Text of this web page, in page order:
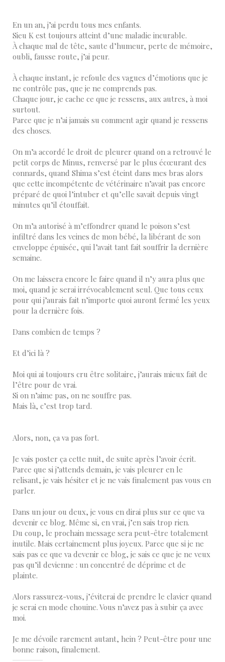
En un an, j’ai perdu tous mes enfants.
Sieu K est toujours atteint d’une maladie incurable.
À chaque mal de tête, saute d’humeur, perte de mémoire,
oubli, fausse route, j’ai peur.
À chaque instant, je refoule des vagues d’émotions que je
ne contrôle pas, que je ne comprends pas.
Chaque jour, je cache ce que je ressens, aux autres, à moi
surtout.
Parce que je n’ai jamais su comment agir quand je ressens
des choses.
On m’a accordé le droit de pleurer quand on a retrouvé le
petit corps de Minus, renversé par le plus écœurant des
connards, quand Shima s’est éteint dans mes bras alors
que cette incompétente de vétérinaire n’avait pas encore
préparé de quoi l’intuber et qu’elle savait depuis vingt
minutes qu’il étouffait.
On m’a autorisé à m’effondrer quand le poison s’est
infiltré dans les veines de mon bébé, la libérant de son
enveloppe épuisée, qui l’avait tant fait souffrir la dernière
semaine.
On me laissera encore le faire quand il n’y aura plus que
moi, quand je serai irrévocablement seul. Que tous ceux
pour qui j’aurais fait n’importe quoi auront fermé les yeux
pour la dernière fois.
Dans combien de temps ?
Et d’ici là ?
Moi qui ai toujours cru être solitaire, j’aurais mieux fait de
l’être pour de vrai.
Si on n’aime pas, on ne souffre pas.
Mais là, c’est trop tard.
Alors, non, ça va pas fort.
Je vais poster ça cette nuit, de suite après l’avoir écrit.
Parce que si j’attends demain, je vais pleurer en le
relisant, je vais hésiter et je ne vais finalement pas vous en
parler.
Dans un jour ou deux, je vous en dirai plus sur ce que va
devenir ce blog. Même si, en vrai, j’en sais trop rien.
Du coup, le prochain message sera peut-être totalement
inutile. Mais certainement plus joyeux. Parce que si je ne
sais pas ce que va devenir ce blog, je sais ce que je ne veux
pas qu’il devienne : un concentré de déprime et de
plainte.
Alors rassurez-vous, j’éviterai de prendre le clavier quand
je serai en mode chouine. Vous n’avez pas à subir ça avec
moi.
Je me dévoile rarement autant, hein ? Peut-être pour une
bonne raison, finalement.